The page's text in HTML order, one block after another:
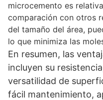
microcemento es
comparación con otros
del tamaño del área,
lo que minimiza las
En resumen, las
incluyen su
versatilidad de
fácil mantenimiento,